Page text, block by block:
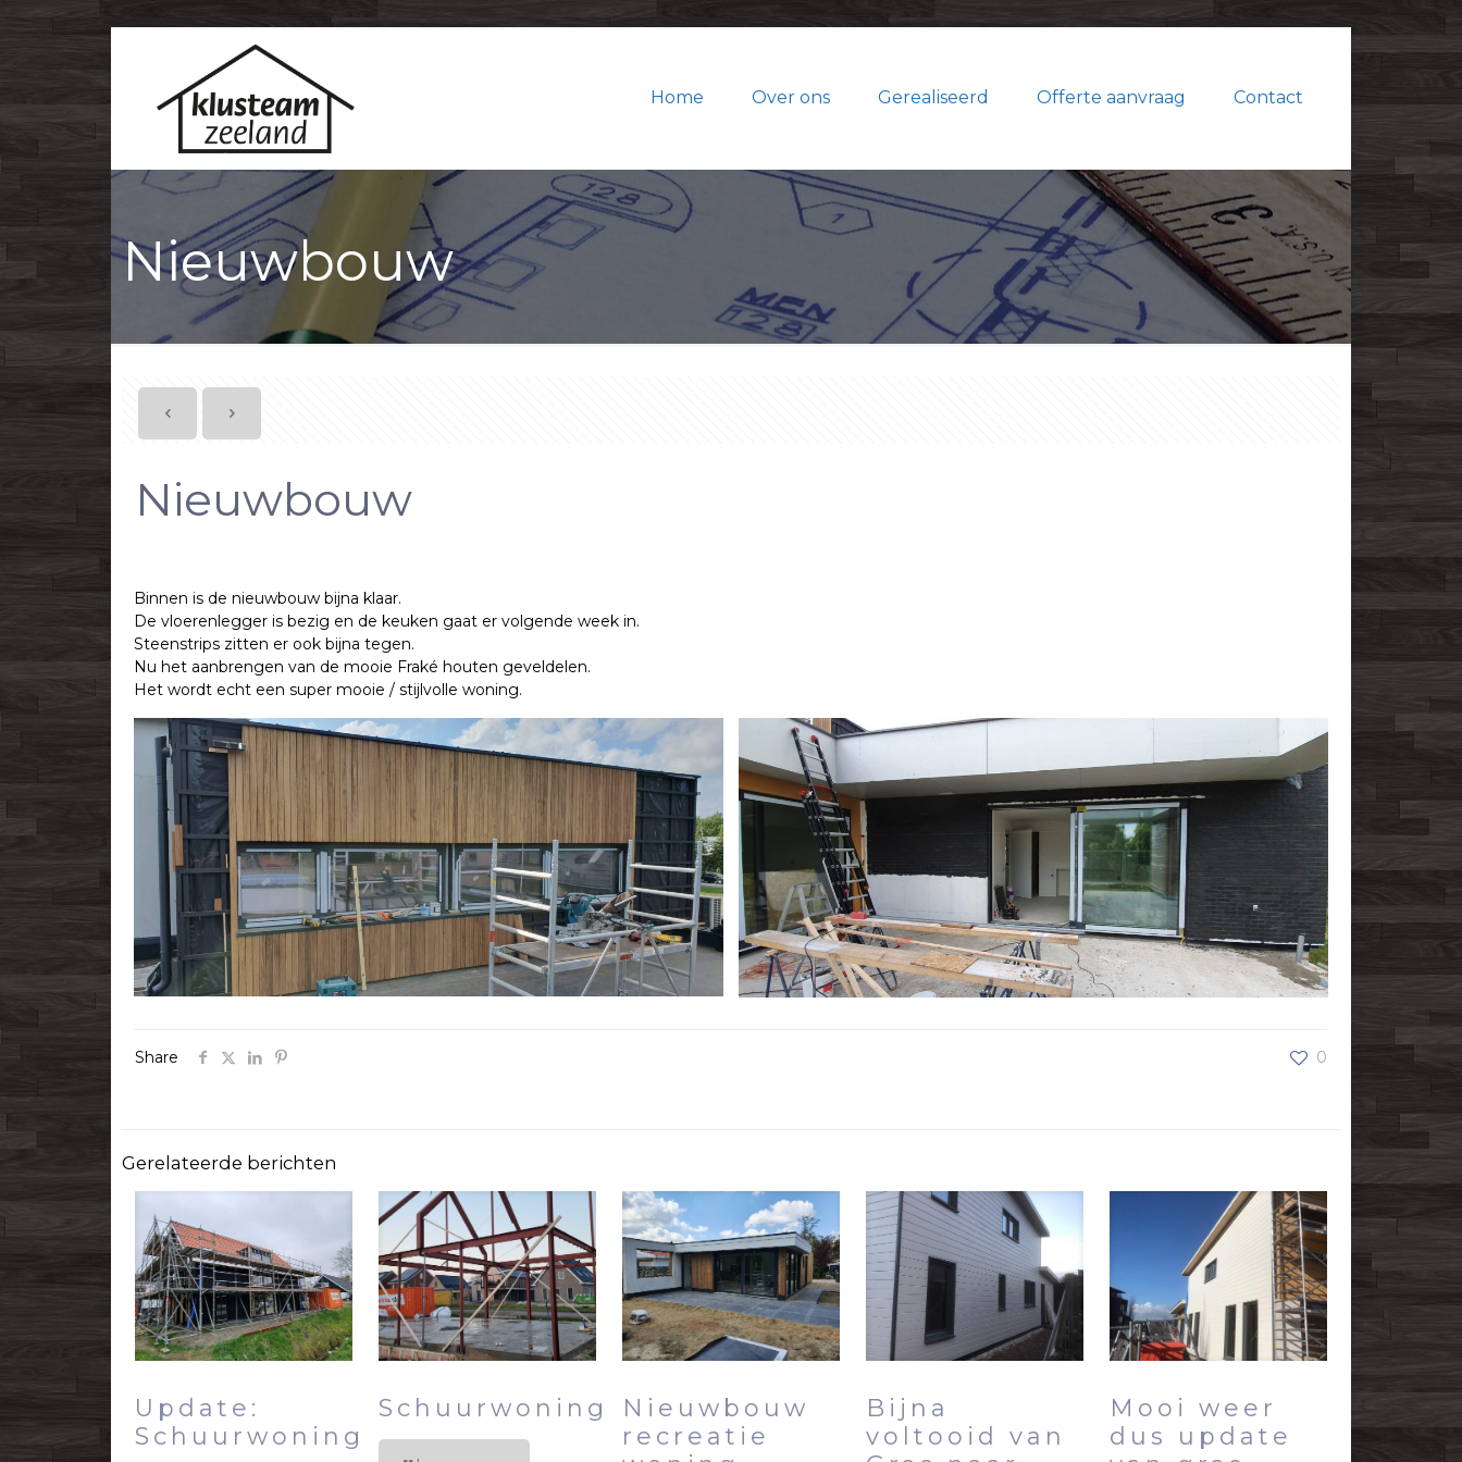
Home Over ons Gerealiseerd Offerte aanvraag Contact
Nieuwbouw
Nieuwbouw
Binnen is de nieuwbouw bijna klaar.
De vloerenlegger is bezig en de keuken gaat er volgende week in.
Steenstrips zitten er ook bijna tegen.
Nu het aanbrengen van de mooie Fraké houten geveldelen.
Het wordt echt een super mooie / stijlvolle woning.
Share 0
Gerelateerde berichten
Update:
Schuurwoning
Schuurwoning
Nieuwbouw
recreatie
Bijna
voltooid van
Mooi weer
dus update